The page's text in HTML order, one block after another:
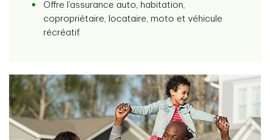
Offre l’assurance auto, habitation,
copropriétaire, locataire, moto et véhicule
récréatif.